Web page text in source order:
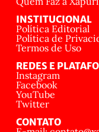
INSTITUCIONAL
Política Editorial
Política de
Termos de Uso
REDES E
Instagram
Facebook
YouTube
Twitter
CONTATO